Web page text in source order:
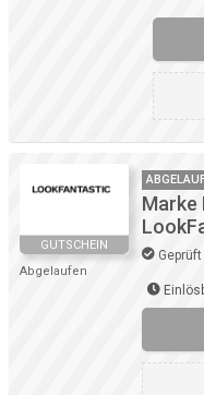
GUTSCHEIN
Abgelaufen
Marke